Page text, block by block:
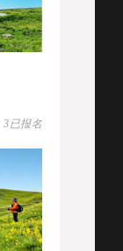
3已报名